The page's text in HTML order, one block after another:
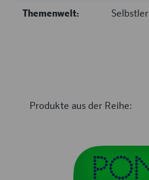
Themenwelt:
Produkte aus der Reihe: